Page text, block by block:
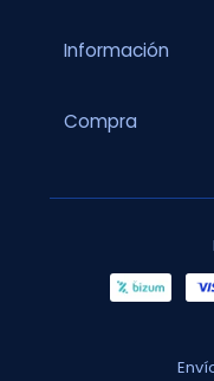
Información
Compra